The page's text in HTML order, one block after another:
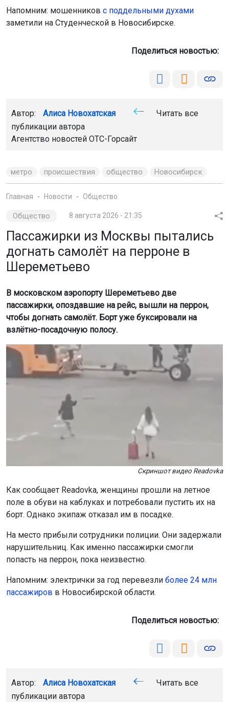
Напомним: мошенников с поддельными духами
заметили на Студенческой в Новосибирске.
Поделиться новостью:
Автор: Алиса Новохатская
Читать все
публикации автора
Агентство новостей ОТС-Горсайт
метро происшествия общество Новосибирск
Главная Новости Общество
Общество 8 августа 2026 - 21:35
Пассажирки из Москвы пытались
догнать самолёт на перроне в
Шереметьево
В московском аэропорту Шереметьево две
пассажирки, опоздавшие на рейс, вышли на перрон,
чтобы догнать самолёт. Борт уже буксировали на
взлётно-посадочную полосу.
Скриншот видео Readovka
Как сообщает Readovka, женщины прошли на летное
поле в обуви на каблуках и потребовали пустить их на
борт. Однако экипаж отказал им в посадке.
На место прибыли сотрудники полиции. Они задержали
нарушительниц. Как именно пассажирки смогли
попасть на перрон, пока неизвестно.
Напомним: электрички за год перевезли более 24 млн
пассажиров в Новосибирской области.
Поделиться новостью:
Автор: Алиса Новохатская
Читать все
публикации автора